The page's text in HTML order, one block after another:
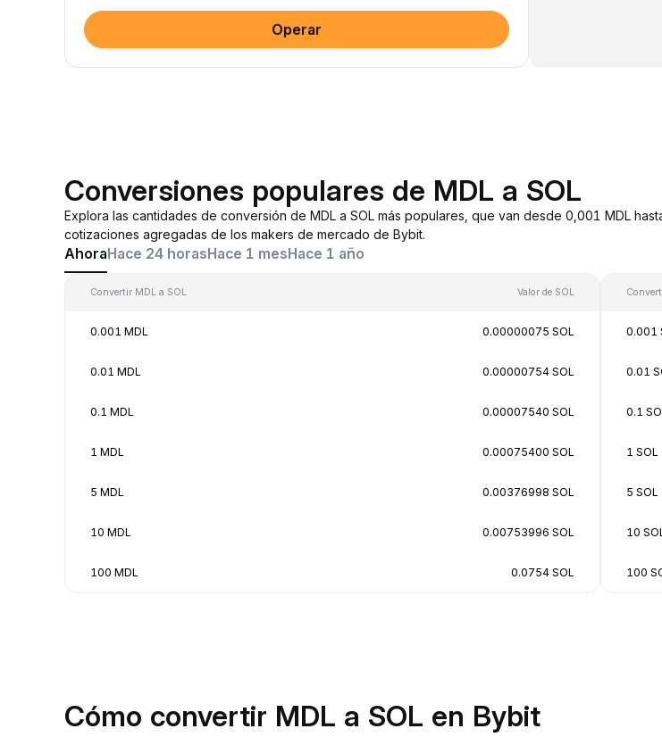
Operar
Conversiones populares de MDL a SOL
Explora las cantidades de conversión de MDL a SOL más populares, que van desde 0,001 MDL
cotizaciones agregadas de los makers de mercado de Bybit.
AhoraHace 24 horasHace 1 mesHace 1 año
Convertir MDL a SOL Valor de SOL
0.001 MDL 0.00000075 SOL
0.01 MDL 0.00000754 SOL
0.1 MDL 0.00007540 SOL
1 MDL 0.00075400 SOL
5 MDL 0.00376998 SOL
10 MDL 0.00753996 SOL
100 MDL 0.0754 SOL
0.001
0.01
0.1
1 SOL
5 SOL
10 SOL
100
Cómo convertir MDL a SOL en Bybit